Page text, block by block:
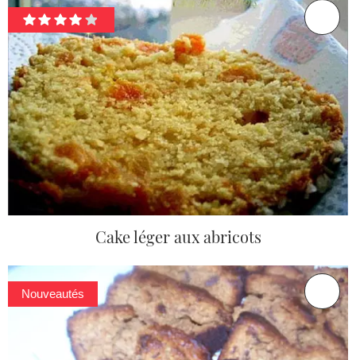
Cake léger aux abricots
Nouveautés